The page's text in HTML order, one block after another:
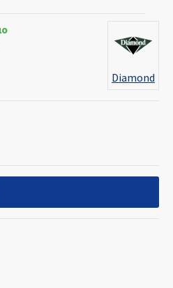
Diamond